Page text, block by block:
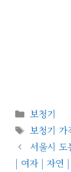
카
테
고
리
보청기
태
그
보청기 가
서울시
| 여자 | 자연